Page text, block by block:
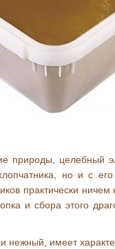
природы, целебный
но и с его
практически
и сбора этого
нежный, имеет